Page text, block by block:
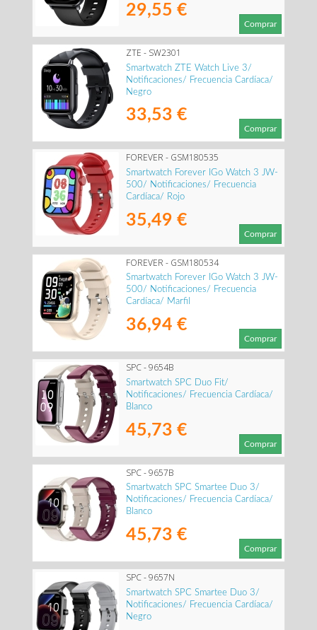
29,55 €
Comprar
ZTE - SW2301
Smartwatch ZTE Watch Live 3/
Notificaciones/ Frecuencia Cardíaca/
Negro
33,53 €
Comprar
FOREVER - GSM180535
Smartwatch Forever IGo Watch 3 JW-
500/ Notificaciones/ Frecuencia
Cardíaca/ Rojo
35,49 €
Comprar
FOREVER - GSM180534
Smartwatch Forever IGo Watch 3 JW-
500/ Notificaciones/ Frecuencia
Cardíaca/ Marfil
36,94 €
Comprar
SPC - 9654B
Smartwatch SPC Duo Fit/
Notificaciones/ Frecuencia Cardíaca/
Blanco
45,73 €
Comprar
SPC - 9657B
Smartwatch SPC Smartee Duo 3/
Notificaciones/ Frecuencia Cardíaca/
Blanco
45,73 €
Comprar
SPC - 9657N
Smartwatch SPC Smartee Duo 3/
Notificaciones/ Frecuencia Cardíaca/
Negro